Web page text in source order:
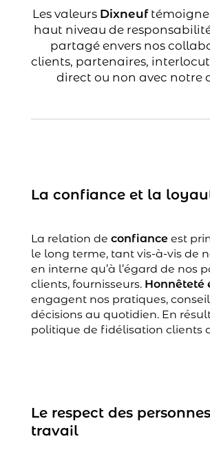
Les valeurs Dixneuf
haut niveau de
partagé envers nos
clients, partenaires,
direct ou non avec notre
La confiance et la
La relation de confianceest
le long terme, tant vis-à-vis de
en interne qu’à l’égard de nos
clients, fournisseurs. Honnêteté
engagent nos pratiques,
décisions au quotidien. En
politique de fidélisation clients
Le respect des
travail